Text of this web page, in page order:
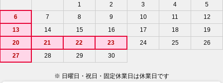
1
2 3 4
5
6
7 8 9 10 11
12
13
14 15 16 17 18
19
20
21 22 23 24 25
26
27
28 29 30
※ 日曜日・祝日・固定休業日は休業日です